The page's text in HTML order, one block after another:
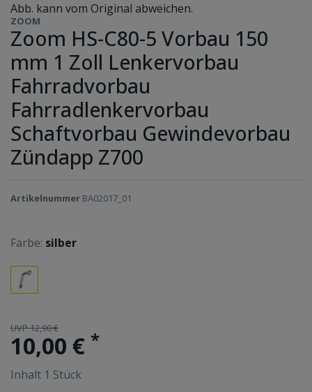
Abb. kann vom Original abweichen.
ZOOM
Zoom HS-C80-5 Vorbau 150
mm 1 Zoll Lenkervorbau
Fahrradvorbau
Fahrradlenkervorbau
Schaftvorbau Gewindevorbau
Zündapp Z700
Artikelnummer BA02017_01
Farbe: silber
UVP 12,90 €
10,00 € *
Inhalt 1 Stück